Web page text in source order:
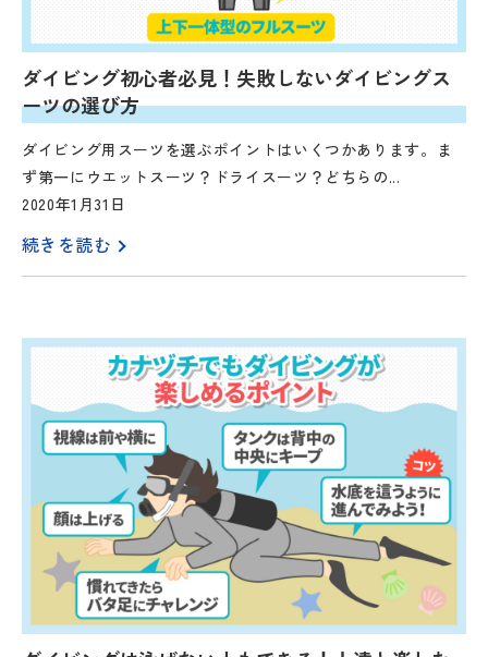
ダイビング初心者必見！失敗しないダイビングス
ーツの選び方
ダイビング用スーツを選ぶポイントはいくつかあります。ま
ず第一にウエットスーツ？ドライスーツ？どちらの...
2020年1月31日
続きを読む